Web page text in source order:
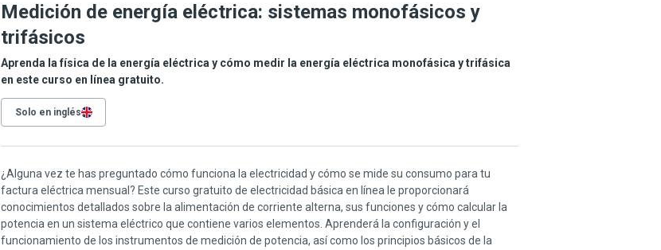
Medición de energía eléctrica: sistemas monofásicos y
trifásicos
Aprenda la física de la energía eléctrica y cómo medir la energía eléctrica monofásica y trifásica
en este curso en línea gratuito.
Solo en inglés
¿Alguna vez te has preguntado cómo funciona la electricidad y cómo se mide su consumo para tu
factura eléctrica mensual? Este curso gratuito de electricidad básica en línea le proporcionará
conocimientos detallados sobre la alimentación de corriente alterna, sus funciones y cómo calcular la
potencia en un sistema eléctrico que contiene varios elementos. Aprenderá la configuración y el
funcionamiento de los instrumentos de medición de potencia, así como los principios básicos de la